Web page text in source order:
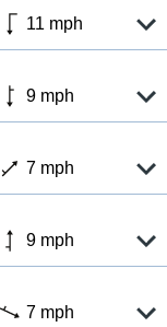
11 mph
9 mph
7 mph
9 mph
7 mph